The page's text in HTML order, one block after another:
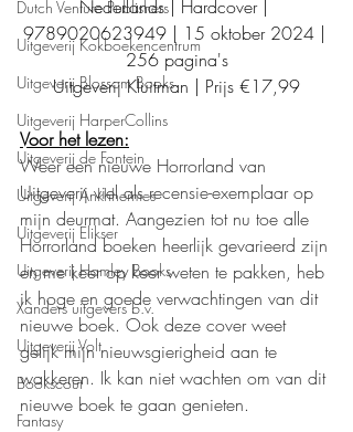
Dutch Venture Publishers
Uitgeverij Kokboekencentrum
Uitgeverij Blossom Books
Uitgeverij HarperCollins
Uitgeverij de Fontein
Uitgeverij Ankhhermes
Uitgeverij Elikser
Uitgeverij Hamley Books
Xanders uitgevers b.v.
Uitgeverij Volt
Bookscout
Fantasy
Nederlands | Hardcover |
9789020623949 | 15 oktober 2024 |
256 pagina's
Uitgeverij Kluitman | Prijs €17,99
Voor het lezen:
Weer een nieuwe Horrorland van
Uitgeverij viel als recensie-exemplaar op
mijn deurmat. Aangezien tot nu toe alle
Horrorland boeken heerlijk gevarieerd zijn
en me keer op keer weten te pakken, heb
ik hoge en goede verwachtingen van dit
nieuwe boek. Ook deze cover weet
gelijk mijn nieuwsgierigheid aan te
wakkeren. Ik kan niet wachten om van dit
nieuwe boek te gaan genieten.